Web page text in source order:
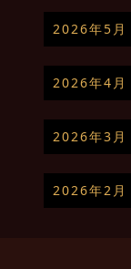
2026年5月
2026年4月
2026年3月
2026年2月